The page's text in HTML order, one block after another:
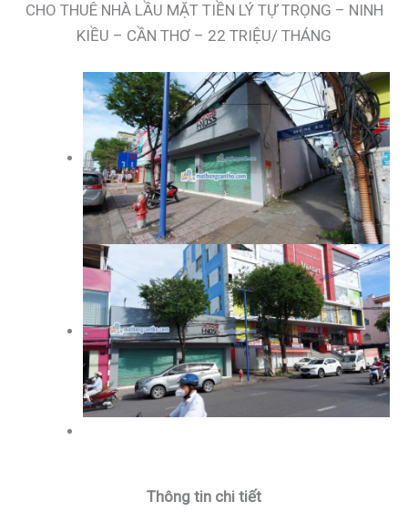
CHO THUÊ NHÀ LẦU MẶT TIỀN LÝ TỰ TRỌNG – NINH
KIỀU – CẦN THƠ – 22 TRIỆU/ THÁNG
Thông tin chi tiết